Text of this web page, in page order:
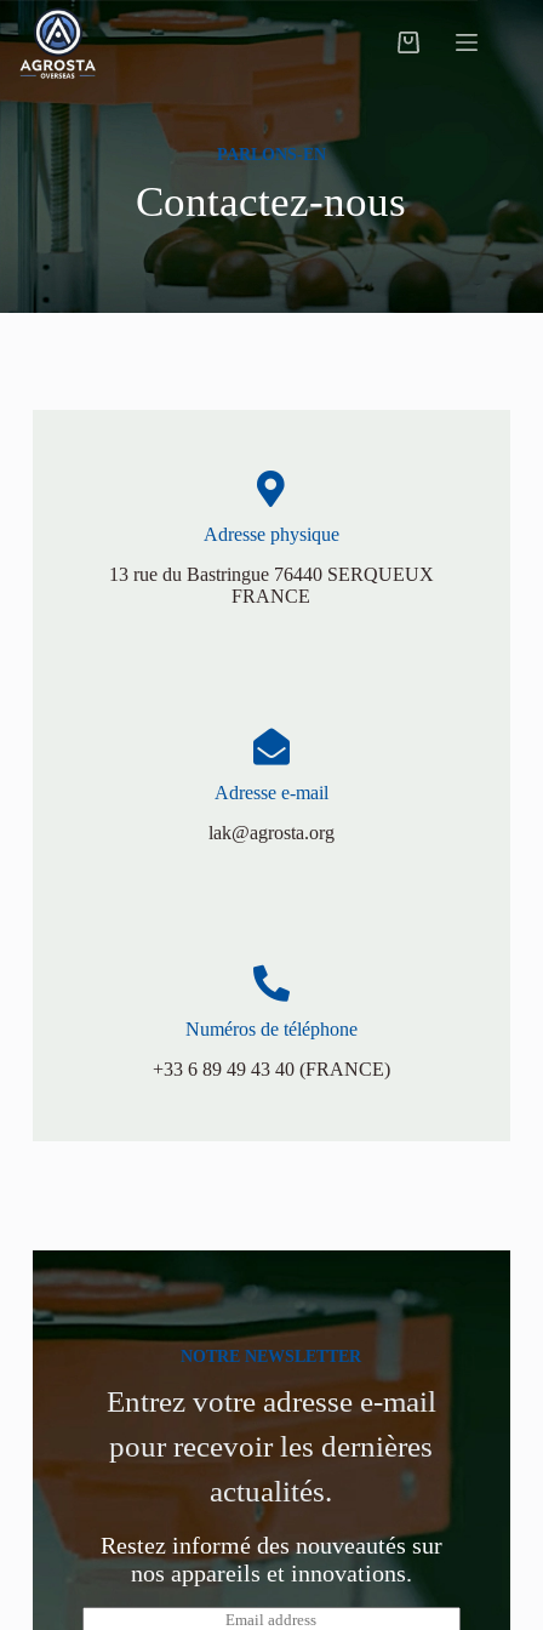
PARLONS-EN
Contactez-nous
Adresse physique
13 rue du Bastringue 76440 SERQUEUX
FRANCE
Adresse e-mail
lak@agrosta.org
Numéros de téléphone
+33 6 89 49 43 40 (FRANCE)
NOTRE NEWSLETTER
Entrez votre adresse e-mail
pour recevoir les dernières
actualités.
Restez informé des nouveautés sur
nos appareils et innovations.